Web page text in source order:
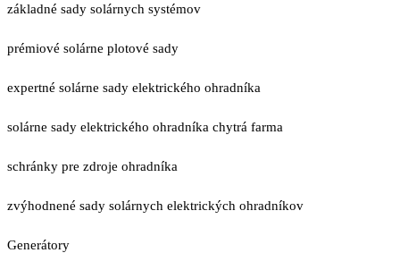
základné sady solárnych systémov
prémiové solárne plotové sady
expertné solárne sady elektrického ohradníka
solárne sady elektrického ohradníka chytrá farma
schránky pre zdroje ohradníka
zvýhodnené sady solárnych elektrických ohradníkov
Generátory